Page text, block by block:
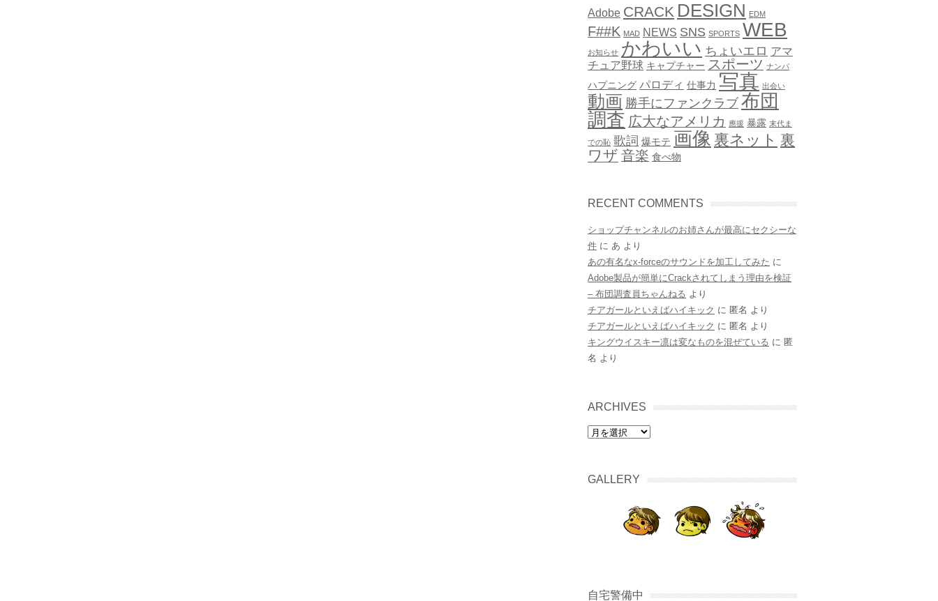
Adobe CRACK DESIGN EDM
F##K MAD NEWS SNS SPORTS WEB
お知らせ かわいい ちょいエロ アマ
チュア野球 キャプチャー スポーツ ナンパ
ハプニング パロディ 仕事力 写真 出会い
動画 勝手にファンクラブ布団
調査 広大なアメリカ 應援 暴露 末代ま
での恥 歌詞 爆モテ 画像 裏ネット 裏
ワザ 音楽 食べ物
RECENT COMMENTS
ショップチャンネルのお姉さんが最高にセクシーな
件 に あ より
あの有名なx-forceのサウンドを加工してみた に
Adobe製品が簡単にCrackされてしまう理由を検証
– 布団調査員ちゃんねる より
チアガールといえばハイキック に 匿名 より
チアガールといえばハイキック に 匿名 より
キングウイスキー凛は変なものを混ぜている に 匿
名 より
ARCHIVES
archives
GALLERY
自宅警備中